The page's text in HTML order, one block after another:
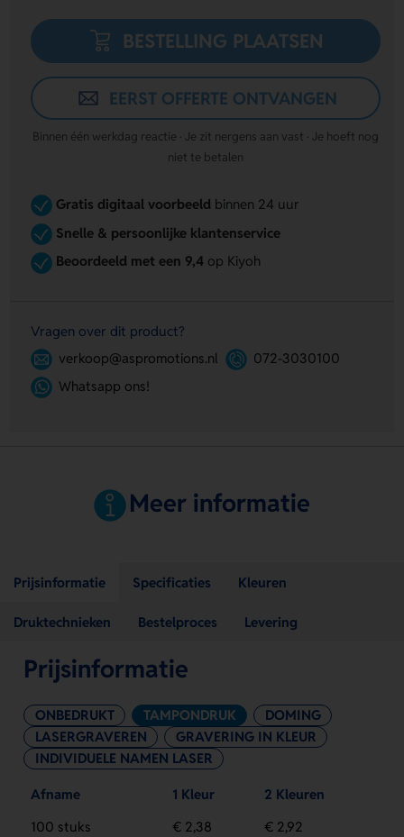
BESTELLING PLAATSEN
EERST OFFERTE ONTVANGEN
Binnen één werkdag reactie · Je zit nergens aan vast · Je hoeft nog
niet te betalen
Gratis digitaal voorbeeld binnen 24 uur
Snelle & persoonlijke klantenservice
Beoordeeld met een 9,4op Kiyoh
Vragen over dit product?
verkoop@aspromotions.nl
072-3030100
Whatsapp ons!
Meer informatie
Prijsinformatie Specificaties Kleuren
Druktechnieken Bestelproces Levering
Prijsinformatie
ONBEDRUKT TAMPONDRUK
DOMING
LASERGRAVEREN
GRAVERING IN KLEUR
INDIVIDUELE NAMEN LASER
Afname 1 Kleur
2 Kleuren
100 stuks
€ 2,38 € 2,92